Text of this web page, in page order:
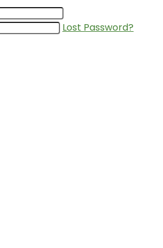
Lost Password?